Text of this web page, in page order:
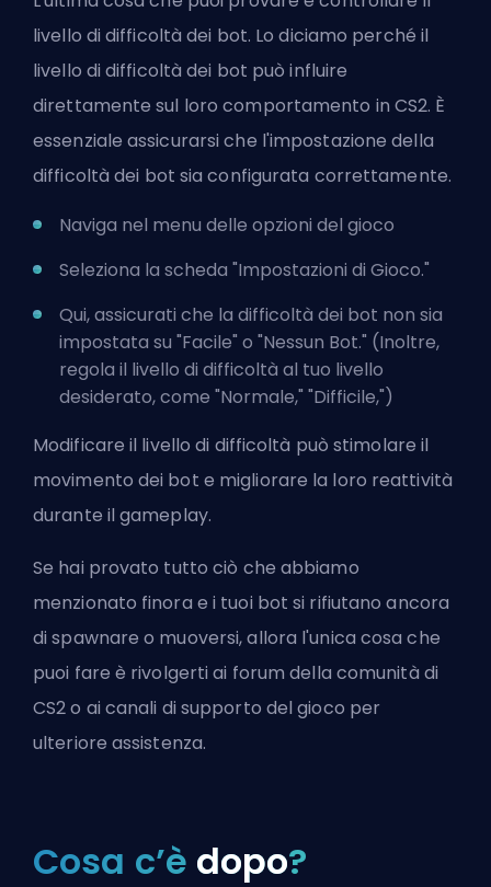
livello di difficoltà dei bot. Lo diciamo perché il
livello di difficoltà dei bot può influire
direttamente sul loro comportamento in CS2. È
essenziale assicurarsi che l'impostazione della
difficoltà dei bot sia configurata correttamente.
Naviga nel menu delle opzioni del gioco
Seleziona la scheda "Impostazioni di Gioco."
Qui, assicurati che la difficoltà dei bot non sia
impostata su "Facile" o "Nessun Bot." (Inoltre,
regola il livello di difficoltà al tuo livello
desiderato, come "Normale," "Difficile,")
Modificare il livello di difficoltà può stimolare il
movimento dei bot e migliorare la loro reattività
durante il gameplay.
Se hai provato tutto ciò che abbiamo
menzionato finora e i tuoi bot si rifiutano ancora
di spawnare o muoversi, allora l'unica cosa che
puoi fare è rivolgerti ai forum della comunità di
CS2 o ai canali di supporto del gioco per
ulteriore assistenza.
Cosa c’è dopo?